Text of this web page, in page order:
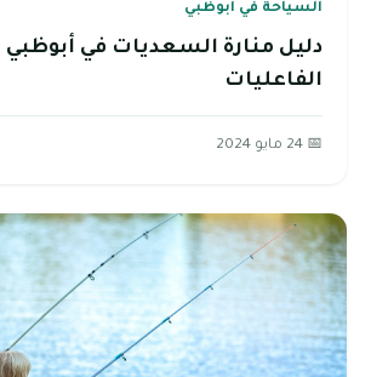
السياحة في أبوظبي
دليل منارة السعديات في أبوظبي
الفاعليات
📅 24 مايو 2024